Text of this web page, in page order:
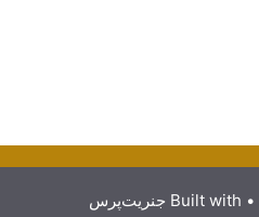
• Built with جنریت‌پرس